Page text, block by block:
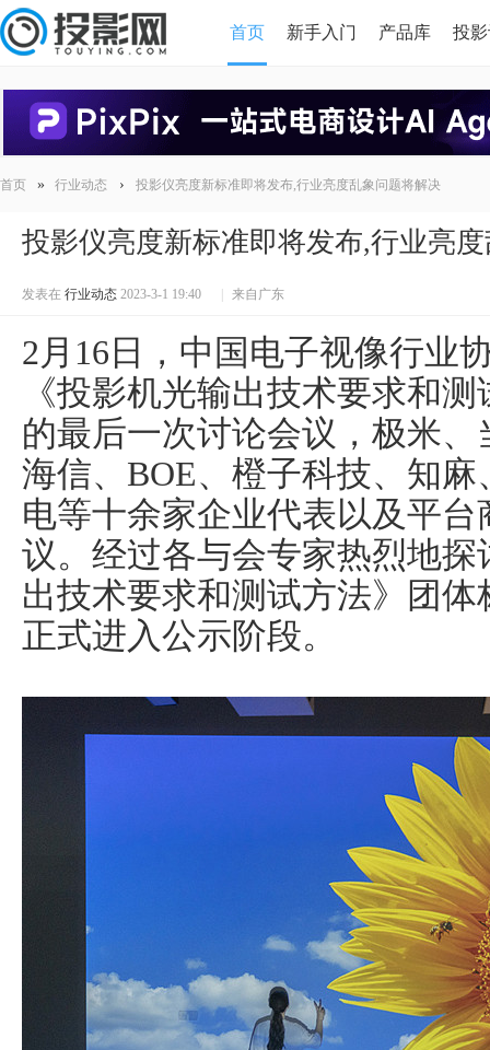
首页 新手入门 产品库 投
HDMI版本对比
首页 » 行业动态 › 投影仪亮度新标准即将发布,行业亮度乱象问题将解决
投影仪亮度新标准即将发布,行业亮
发表在 行业动态 2023-3-1 19:40 来自广东
2月16日，中国电子视像行业
《投影机光输出技术要求和
的最后一次讨论会议，极米
海信、BOE、橙子科技、知
电等十余家企业代表以及平
议。经过各与会专家热烈地
出技术要求和测试方法》团
正式进入公示阶段。